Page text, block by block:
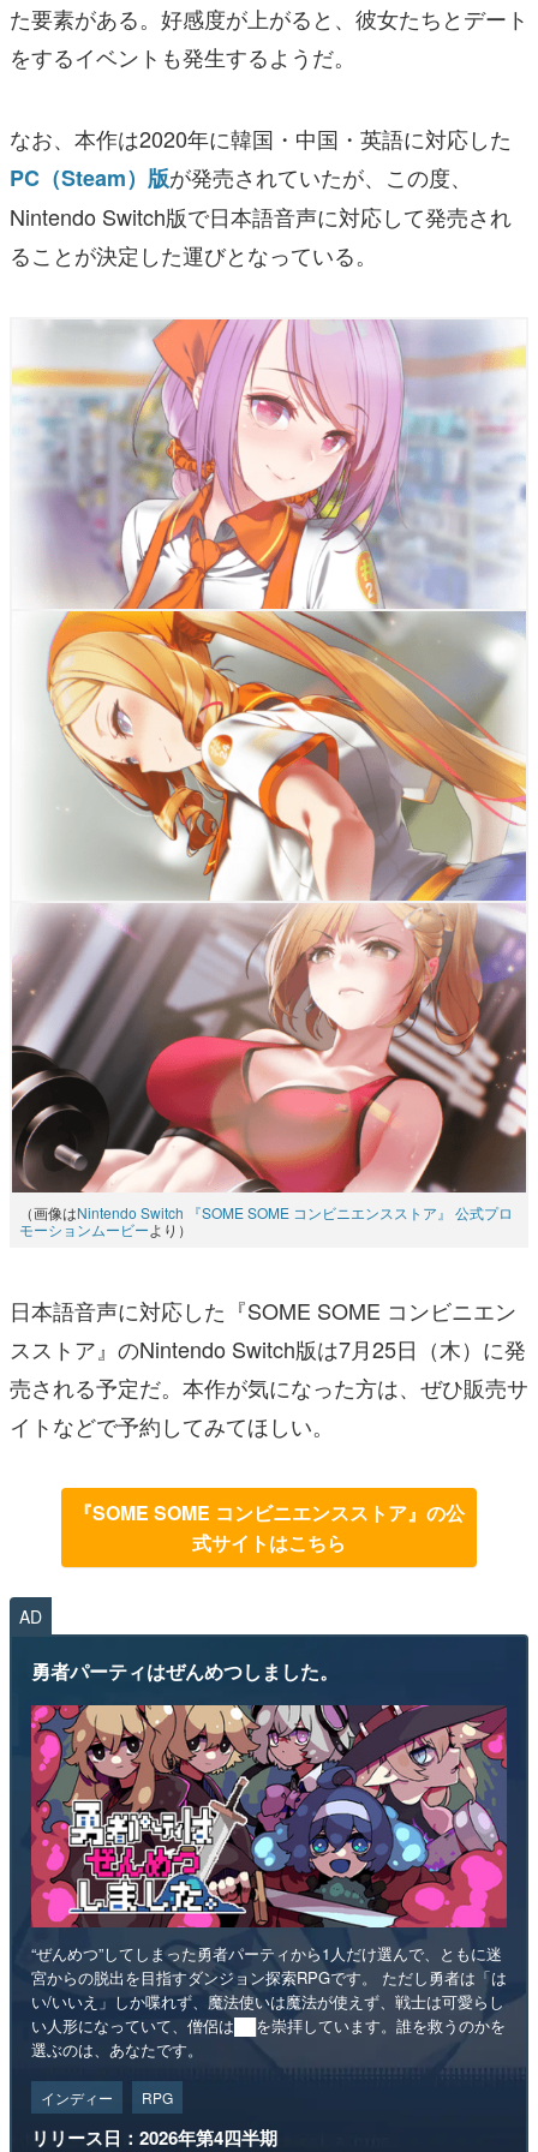
た要素がある。好感度が上がると、彼女たちとデート
をするイベントも発生するようだ。
なお、本作は2020年に韓国・中国・英語に対応した
PC（Steam）版が発売されていたが、この度、
Nintendo Switch版で日本語音声に対応して発売され
ることが決定した運びとなっている。
（画像はNintendo Switch 『SOME SOME コンビニエンスストア』 公式プロ
モーションムービーより）
日本語音声に対応した『SOME SOME コンビニエン
スストア』のNintendo Switch版は7月25日（木）に発
売される予定だ。本作が気になった方は、ぜひ販売サ
イトなどで予約してみてほしい。
『SOME SOME コンビニエンスストア』の公
式サイトはこちら
AD
勇者パーティはぜんめつしました。
“ぜんめつ”してしまった勇者パーティから1人だけ選んで、ともに迷
宮からの脱出を目指すダンジョン探索RPGです。 ただし勇者は「は
い/いいえ」しか喋れず、魔法使いは魔法が使えず、戦士は可愛らし
い人形になっていて、僧侶は██を崇拝しています。誰を救うのかを
選ぶのは、あなたです。
インディー RPG
リリース日：2026年第4四半期